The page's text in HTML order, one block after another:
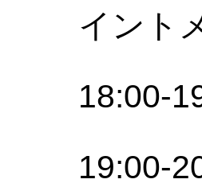
イント
18:00-
19:00-